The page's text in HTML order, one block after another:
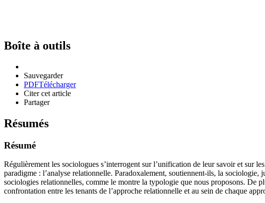
Boîte à outils
Sauvegarder
PDFTélécharger
Citer cet article
Partager
Résumés
Résumé
Régulièrement les sociologues s’interrogent sur l’unification de leur savoir et sur
paradigme : l’analyse relationnelle. Paradoxalement, soutiennent-ils, la sociologie,
sociologies relationnelles, comme le montre la typologie que nous proposons. De
confrontation entre les tenants de l’approche relationnelle et au sein de chaque